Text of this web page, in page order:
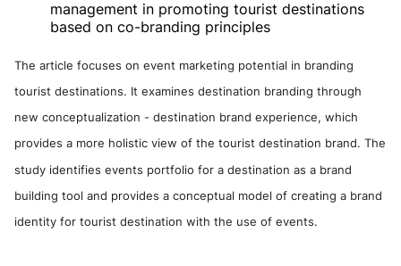
management in promoting tourist destinations
based on co-branding principles
The article focuses on event marketing potential in branding
tourist destinations. It examines destination branding through
new conceptualization - destination brand experience, which
provides a more holistic view of the tourist destination brand. The
study identifies events portfolio for a destination as a brand
building tool and provides a conceptual model of creating a brand
identity for tourist destination with the use of events.